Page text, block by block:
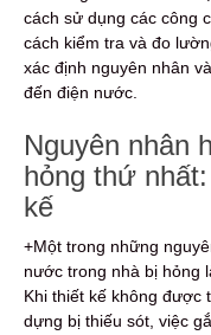
cách sử dụng các công
cách kiểm tra và đo
xác định nguyên nhân
đến điện nước.
Nguyên nhân
hỏng thứ
kế
+Một trong những
nước trong nhà bị hỏng
Khi thiết kế không được
dựng bị thiếu sót, việc